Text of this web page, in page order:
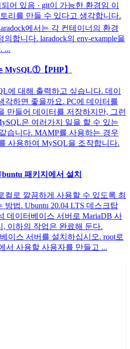
어 있음 · git이 가능한 환경임 이
리를 만들 수 있다고 생각합니다.
에서는 각 컨테이너의 환경
합니다. laradock의 env-example을
...
MySQL①【PHP】
에 대해 출력하고 싶습니다. 데이
각하면 좋을까요. PC에 데이터를
만들어 데이터를 저장하지만, 그런
은 여러가지 일을 할 수 있는
습니다. MAMP를 사용하는 경우
사용하여 MySQL을 조작합니다.
패키지에서 설치
컬로 깔끔하게 사용할 수 있도록 최
법. Ubuntu 20.04 LTS 데스크탑
데이터베이스 서버로 MariaDB 사
, 이하의 작업은 완료해 둔다.
이스 서버를 설치하십시오. root로
서 사용할 사용자를 만들고 ...